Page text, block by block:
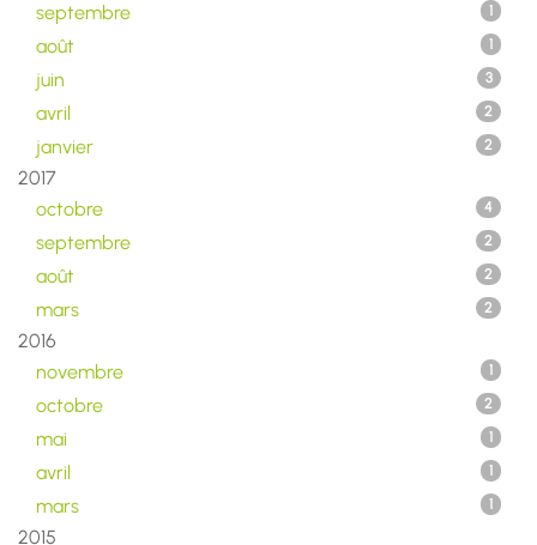
septembre 1
août 1
juin 3
avril 2
janvier 2
2017
octobre
4
septembre 2
août 2
mars 2
2016
novembre
1
octobre 2
mai 1
avril 1
mars 1
2015